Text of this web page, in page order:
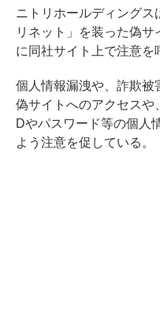
ニトリホールディングス
リネット」を装った偽サ
に同社サイト上で注意を
個人情報漏洩や、詐欺被
偽サイトへのアクセスや
Dやパスワード等の個人
よう注意を促している。